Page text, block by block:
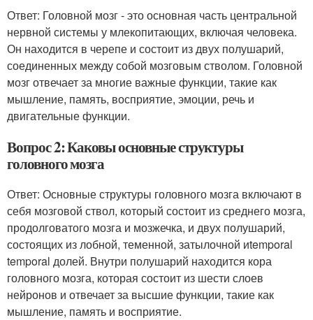
Ответ: Головной мозг - это основная часть центральной
нервной системы у млекопитающих, включая человека.
Он находится в черепе и состоит из двух полушарий,
соединенных между собой мозговым стволом. Головной
мозг отвечает за многие важные функции, такие как
мышление, память, восприятие, эмоции, речь и
двигательные функции.
Вопрос 2: Каковы основные структуры
головного мозга
Ответ: Основные структуры головного мозга включают в
себя мозговой ствол, который состоит из среднего мозга,
продолговатого мозга и мозжечка, и двух полушарий,
состоящих из лобной, теменной, затылочной иtemporal
temporal долей. Внутри полушарий находится кора
головного мозга, которая состоит из шести слоев
нейронов и отвечает за высшие функции, такие как
мышление, память и восприятие.